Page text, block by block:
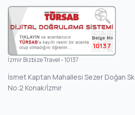
10137
İzmir Bizbize Travel - 10137
İsmet Kaptan Mahallesi Sezer Doğan Sk.
No:2 Konak/İzmir